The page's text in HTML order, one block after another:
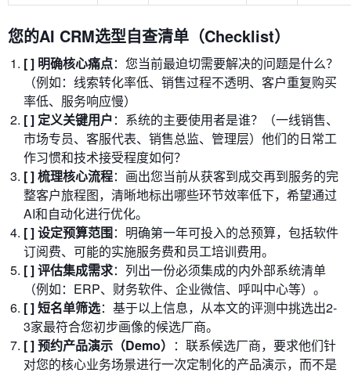
您的AI CRM选型自查清单（Checklist）
[ ] 明确核心痛点：您当前最迫切需要解决的问题是什么？
（例如：线索转化率低、销售过程不透明、客户重复购买
率低、服务响应慢）
[ ] 定义关键用户：系统的主要使用者是谁？（一线销售、
市场专员、客服代表、销售总监、管理层）他们的日常工
作习惯和技术接受程度如何？
[ ] 梳理核心流程：画出您当前从获客到成交再到服务的完
整客户旅程图，清晰地标出哪些环节效率低下，希望通过
AI和自动化进行优化。
[ ] 设定预算范围：明确第一年可投入的总预算，包括软件
订阅费、可能的实施服务费和员工培训费用。
[ ] 评估集成需求：列出一份必须集成的内外部系统清单
（例如：ERP、财务软件、企业微信、呼叫中心等）。
[ ] 短名单筛选：基于以上信息，从本文的评测中挑选出2-
3家最符合您初步画像的候选厂商。
[ ] 预约产品演示（Demo） ：联系候选厂商，要求他们针
对您的核心业务场景进行一次定制化的产品演示，而不是